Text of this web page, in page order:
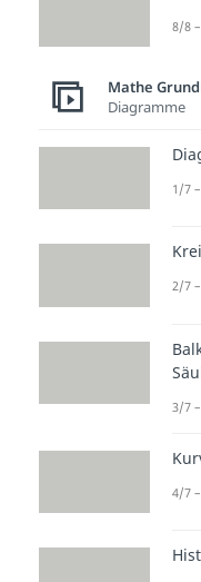
Du
8/8
Mathe
Diagramme
1/7
2/7
3/7
4/7